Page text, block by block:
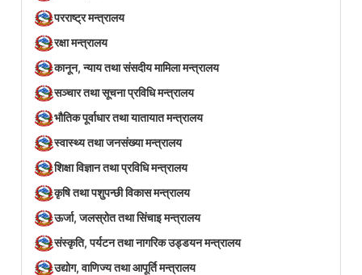
परराष्ट्र मन्त्रालय
रक्षा मन्त्रालय
कानून, न्याय तथा संसदीय मामिला मन्त्रालय
सञ्‍चार तथा सूचना प्रविधि मन्त्रालय
भौतिक पूर्वाधार तथा यातायात मन्त्रालय
स्वास्थ्य तथा जनसंख्या मन्त्रालय
शिक्षा विज्ञान तथा प्रविधि मन्त्रालय
कृषि तथा पशुपन्छी विकास मन्त्रालय
ऊर्जा, जलस्रोत तथा सिंचाइ मन्त्रालय
संस्कृति, पर्यटन तथा नागरिक उड्डयन मन्त्रालय
उद्योग, वाणिज्य तथा आपूर्ति मन्त्रालय